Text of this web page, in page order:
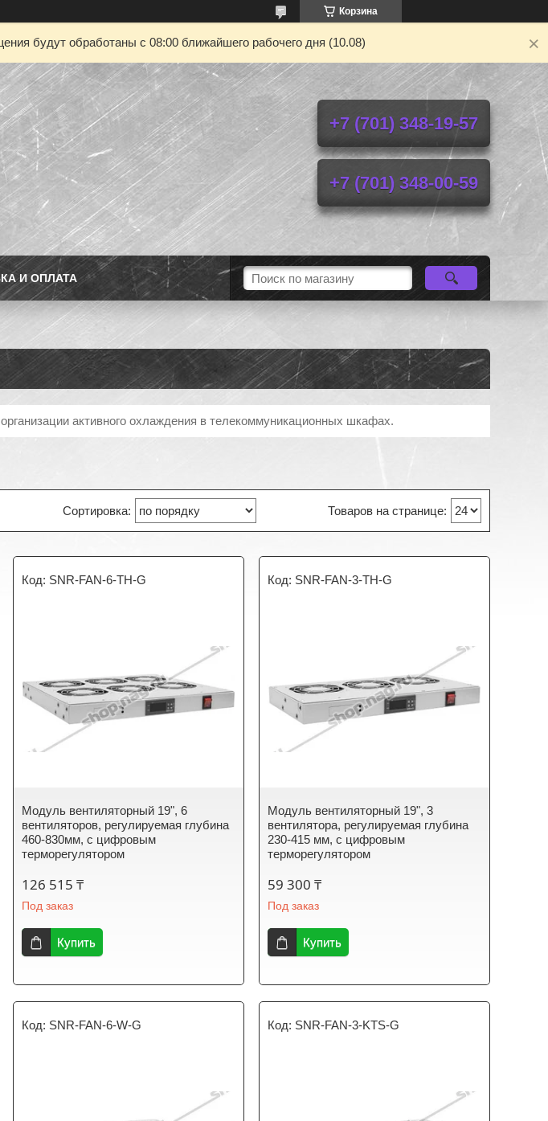
Корзина
будут обработаны с 08:00 ближайшего рабочего дня (10.08)
+7 (701) 348-19-57
+7 (701) 348-00-59
И ОПЛАТА
активного охлаждения в телекоммуникационных шкафах.
SNR-FAN-6-TH-G
Модуль вентиляторный 19", 6
вентиляторов, регулируемая глубина
460-830мм, с цифровым
терморегулятором
126 515 ₸
Под заказ
Купить
SNR-FAN-3-TH-G
Модуль вентиляторный 19", 3
вентилятора, регулируемая глубина
230-415 мм, с цифровым
терморегулятором
59 300 ₸
Под заказ
Купить
SNR-FAN-6-W-G SNR-FAN-3-KTS-G